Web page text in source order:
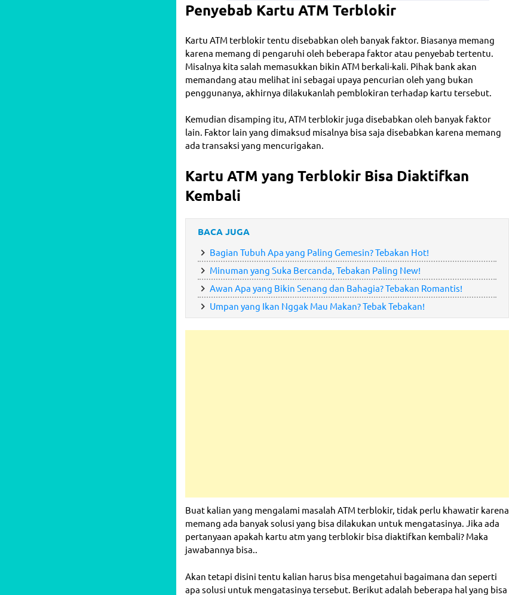
Penyebab Kartu ATM Terblokir
Kartu ATM terblokir tentu disebabkan oleh banyak faktor. Biasanya memang
karena memang di pengaruhi oleh beberapa faktor atau penyebab tertentu.
Misalnya kita salah memasukkan bikin ATM berkali-kali. Pihak bank akan
memandang atau melihat ini sebagai upaya pencurian oleh yang bukan
penggunanya, akhirnya dilakukanlah pemblokiran terhadap kartu tersebut.
Kemudian disamping itu, ATM terblokir juga disebabkan oleh banyak faktor
lain. Faktor lain yang dimaksud misalnya bisa saja disebabkan karena memang
ada transaksi yang mencurigakan.
Kartu ATM yang Terblokir Bisa Diaktifkan
Kembali
BACA JUGA
Bagian Tubuh Apa yang Paling Gemesin? Tebakan Hot!
Minuman yang Suka Bercanda, Tebakan Paling New!
Awan Apa yang Bikin Senang dan Bahagia? Tebakan Romantis!
Umpan yang Ikan Nggak Mau Makan? Tebak Tebakan!
Buat kalian yang mengalami masalah ATM terblokir, tidak perlu khawatir karena
memang ada banyak solusi yang bisa dilakukan untuk mengatasinya. Jika ada
pertanyaan apakah kartu atm yang terblokir bisa diaktifkan kembali? Maka
jawabannya bisa..
Akan tetapi disini tentu kalian harus bisa mengetahui bagaimana dan seperti
apa solusi untuk mengatasinya tersebut. Berikut adalah beberapa hal yang bisa